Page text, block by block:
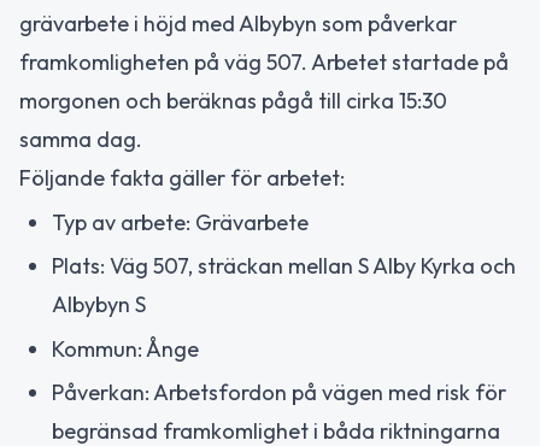
grävarbete i höjd med Albybyn som påverkar
framkomligheten på väg 507. Arbetet startade på
morgonen och beräknas pågå till cirka 15:30
samma dag.
Följande fakta gäller för arbetet:
Typ av arbete: Grävarbete
Plats: Väg 507, sträckan mellan S Alby Kyrka och
Albybyn S
Kommun: Ånge
Påverkan: Arbetsfordon på vägen med risk för
begränsad framkomlighet i båda riktningarna